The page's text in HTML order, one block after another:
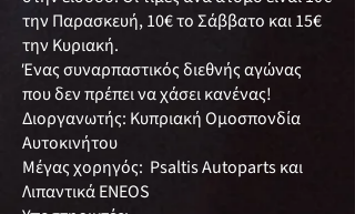
την Παρασκευή, 10€ το Σάββατο και 15€
την Κυριακή.
Ένας συναρπαστικός διεθνής αγώνας
που δεν πρέπει να χάσει κανένας!
Διοργανωτής: Κυπριακή Ομοσπονδία
Αυτοκινήτου
Μέγας χορηγός: Psaltis Autoparts και
Λιπαντικά ENEOS